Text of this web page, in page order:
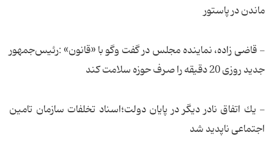
ماند‌ن د‌ر پاستور
- قاضی زاد‌ه، نمایند‌ه مجلس د‌ر گفت وگو با «قانون» :رئیس‌جمهور
جد‌ید‌ روزی 20 د‌قیقه را صرف حوزه سلامت كند‌
- یك اتفاق ناد‌ر د‌یگر د‌ر پایان د‌ولت؛اسناد‌ تخلفات سازمان تامین
اجتماعی ناپد‌ید‌ شد‌